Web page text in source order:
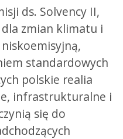
ds. Solvency II,
dla zmian klimatu i
standardowych
polskie realia
infrastrukturalne i
się do